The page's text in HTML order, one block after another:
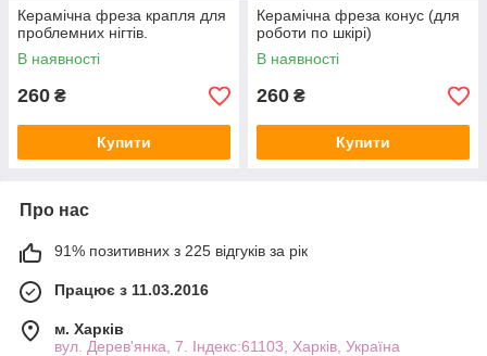
Керамічна фреза крапля для
проблемних нігтів.
В наявності
260 ₴
Купити
Керамічна фреза конус (для
роботи по шкірі)
В наявності
260 ₴
Купити
Про нас
91% позитивних з 225 відгуків за рік
Працює з 11.03.2016
м. Харків
вул. Дерев'янка, 7. Індекс:61103, Харків, Україна